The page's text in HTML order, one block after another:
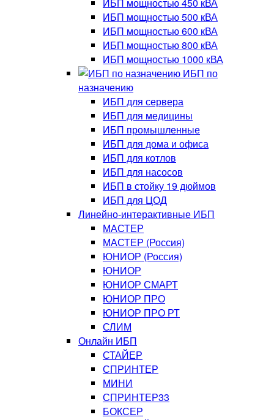
ИБП мощностью 500 кВА
ИБП мощностью 600 кВА
ИБП мощностью 800 кВА
ИБП мощностью 1000 кВА
ИБП по
назначению
ИБП для сервера
ИБП для медицины
ИБП промышленные
ИБП для дома и офиса
ИБП для котлов
ИБП для насосов
ИБП в стойку 19 дюймов
ИБП для ЦОД
Линейно-интерактивные ИБП
МАСТЕР
МАСТЕР (Россия)
ЮНИОР (Россия)
ЮНИОР
ЮНИОР СМАРТ
ЮНИОР ПРО
ЮНИОР ПРО РТ
СЛИМ
Онлайн ИБП
СТАЙЕР
СПРИНТЕР
МИНИ
СПРИНТЕР33
БОКСЕР